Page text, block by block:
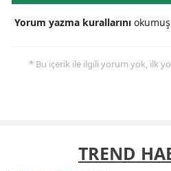
Yorum yazma kurallarını okumuş
* Bu içerik ile ilgili yorum yok, ilk
TREND